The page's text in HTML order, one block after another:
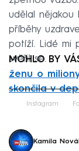
udělal nějakou
příběhy
potíží. Lidé mi
svěřil se.
MOHLO BY
ženu o
skončila v
Instagram
Kamila